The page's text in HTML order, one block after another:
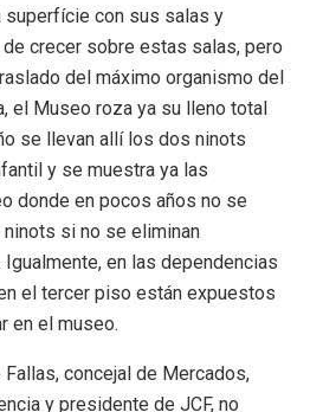
superfície con sus salas y
crecer sobre estas salas, pero
del máximo organismo del
el Museo roza ya su lleno total
se llevan allí los dos ninots
y se muestra ya las
donde en pocos años no se
si no se eliminan
en las dependencias
el tercer piso están expuestos
en el museo.
concejal de Mercados,
y presidente de JCF, no